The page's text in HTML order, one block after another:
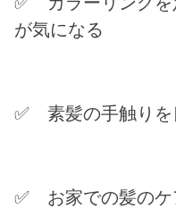
が気になる
✅ 素髪の手触りを
✅ お家での髪のケ